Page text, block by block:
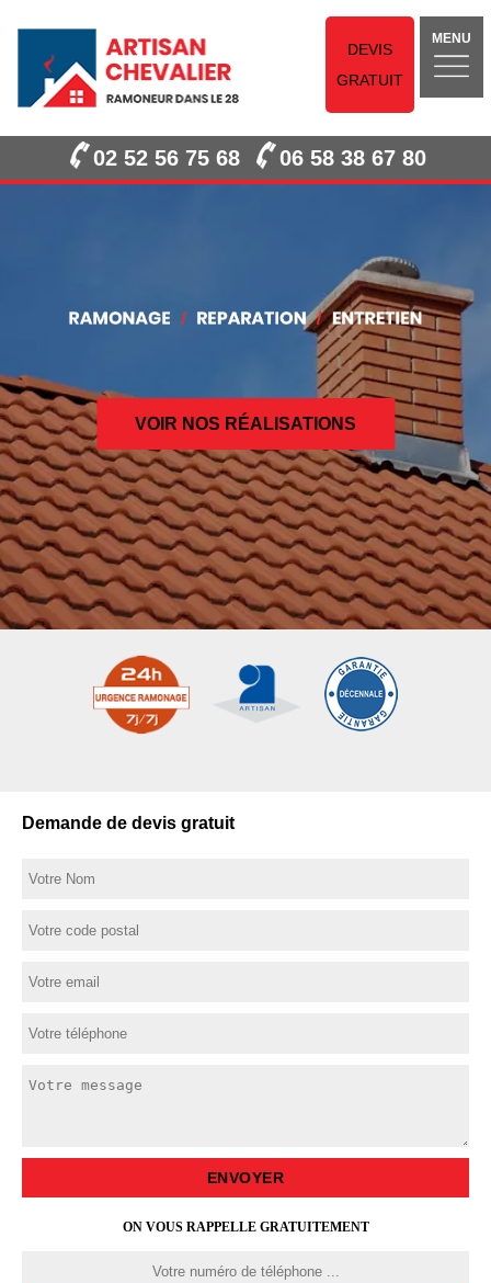
DEVIS
GRATUIT
MENU
02 52 56 75 68 06 58 38 67 80
VOIR NOS RÉALISATIONS
Demande de devis gratuit
ON VOUS RAPPELLE GRATUITEMENT